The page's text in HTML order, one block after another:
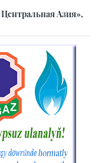
Азия»,